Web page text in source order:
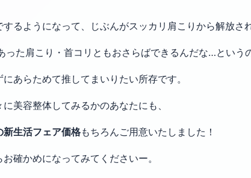
るようになって、じぶんがスッカリ肩こりから解放さ
った肩こり・首コリともおさらばできるんだな…という
あらためて推してまいりたい所存です。
美容整体してみるかのあなたにも、
新生活フェア価格もちろんご用意いたしました！
確かめになってみてくださいー。